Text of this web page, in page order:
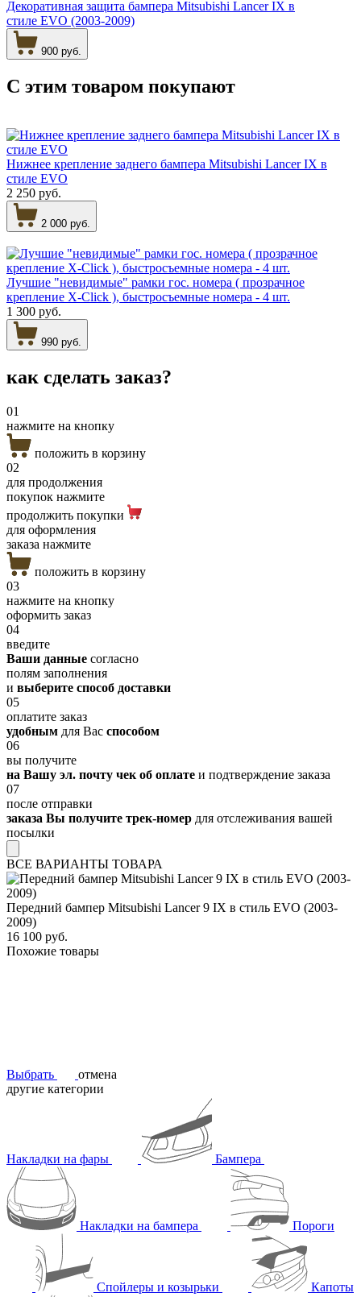
Декоративная защита бампера Mitsubishi Lancer IX в
стиле EVO (2003-2009)
900 руб.
С этим товаром покупают
Нижнее крепление заднего бампера Mitsubishi Lancer IX в
стиле EVO
2 250 руб.
2 000 руб.
Лучшие "невидимые" рамки гос. номера ( прозрачное
крепление X-Click ), быстросъемные номера - 4 шт.
1 300 руб.
990 руб.
как сделать заказ?
01
нажмите на кнопку
положить в корзину
02
для продолжения
покупок нажмите
продолжить покупки
для оформления
заказа нажмите
положить в корзину
03
нажмите на кнопку
оформить заказ
04
введите
Ваши данные согласно
полям заполнения
и выберите способ доставки
05
оплатите заказ
удобным для Вас способом
06
вы получите
на Вашу эл. почту чек об оплате и подтверждение заказа
07
после отправки
заказа Вы получите трек-номер для отслеживания вашей
посылки
ВСЕ ВАРИАНТЫ ТОВАРА
Передний бампер Mitsubishi Lancer 9 IX в стиль EVO (2003-
2009)
16 100 руб.
Похожие товары
Выбрать
отмена
другие категории
Накладки на фары Бампера
Накладки на бампера Пороги
Спойлеры и козырьки Капоты